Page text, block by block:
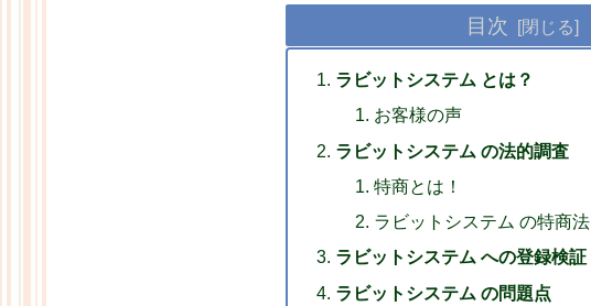
目次
ラビットシステム とは？
お客様の声
ラビットシステム の法的調査
特商とは！
ラビットシステム の特商法
ラビットシステム への登録検証
ラビットシステム の問題点